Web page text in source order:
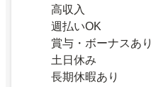
高収入
週払いOK
賞与・ボーナスあり
土日休み
長期休暇あり